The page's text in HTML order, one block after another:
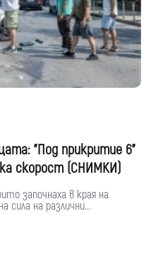
"Под прикритие 6"
скорост (СНИМКИ)
започнаха в края на
сила на различни...